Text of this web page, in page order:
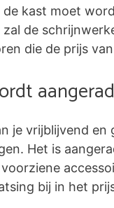
kast moet
de
die de prijs
je vrijblijvend
Het is
bij in het